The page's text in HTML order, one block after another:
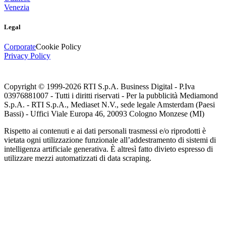
Venezia
Legal
CorporateCookie Policy
Privacy Policy
Copyright © 1999-2026 RTI S.p.A. Business Digital - P.Iva
03976881007 - Tutti i diritti riservati - Per la pubblicità Mediamond
S.p.A. - RTI S.p.A., Mediaset N.V., sede legale Amsterdam (Paesi
Bassi) - Uffici Viale Europa 46, 20093 Cologno Monzese (MI)
Rispetto ai contenuti e ai dati personali trasmessi e/o riprodotti è
vietata ogni utilizzazione funzionale all’addestramento di sistemi di
intelligenza artificiale generativa. È altresì fatto divieto espresso di
utilizzare mezzi automatizzati di data scraping.